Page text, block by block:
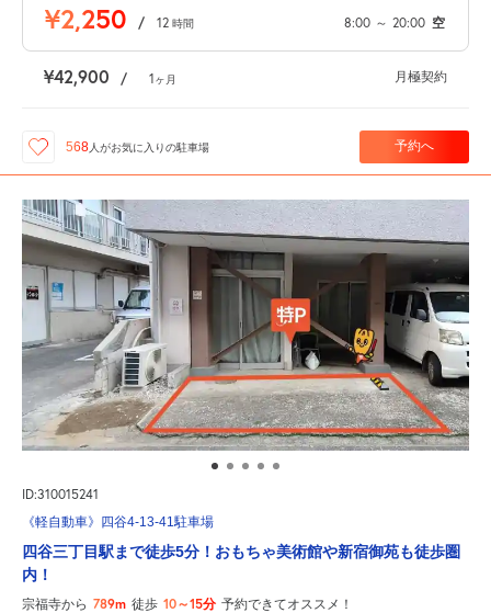
¥2,250 / 12 時間 8:00 ～ 20:00 空
¥42,900 / 1ヶ月 月極契約
568 人がお気に入りの駐車場 予約へ
ID:310015241
《軽自動車》四谷4-13-41駐車場
四谷三丁目駅まで徒歩5分！おもちゃ美術館や新宿御苑も徒歩圏
内！
宗福寺から 789m 徒歩 10～15分 予約できてオススメ！